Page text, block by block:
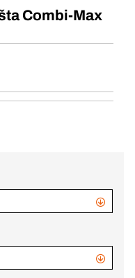
Combi-Max